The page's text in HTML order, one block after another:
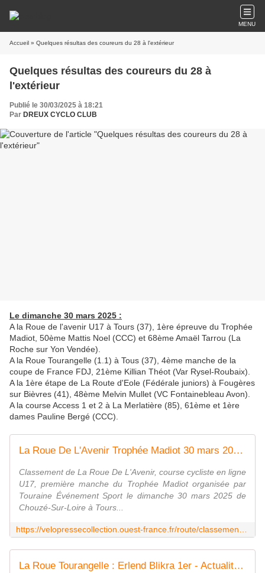
MENU
Accueil » Quelques résultas des coureurs du 28 à l'extérieur
Quelques résultas des coureurs du 28 à
l'extérieur
Publié le 30/03/2025 à 18:21
Par DREUX CYCLO CLUB
Le dimanche 30 mars 2025 :
A la Roue de l'avenir U17 à Tours (37), 1ère épreuve du Trophée
Madiot, 50ème Mattis Noel (CCC) et 68ème Amaël Tarrou (La
Roche sur Yon Vendée).
A la Roue Tourangelle (1.1) à Tous (37), 4ème manche de la
coupe de France FDJ, 21ème Killian Théot (Var Rysel-Roubaix).
A la 1ère étape de La Route d'Eole (Fédérale juniors) à Fougères
sur Bièvres (41), 48ème Melvin Mullet (VC Fontainebleau Avon).
A la course Access 1 et 2 à La Merlatière (85), 61ème et 1ère
dames Pauline Bergé (CCC).
La Roue De L'Avenir Trophée Madiot 30 mars 2025 classement
Classement de La Roue De L'Avenir, course cycliste en ligne
U17, première manche du Trophée Madiot organisée par
Touraine Événement Sport le dimanche 30 mars 2025 de
Chouzé-Sur-Loire à Tours...
La Roue Tourangelle : Erlend Blikra 1er - Actualité - DirectVelo